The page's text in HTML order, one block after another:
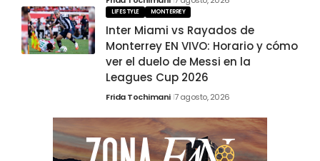
LIFESTYLE MONTERREY
Inter Miami vs Rayados de
Monterrey EN VIVO: Horario y cómo
ver el duelo de Messi en la
Leagues Cup 2026
Frida Tochimani 7 agosto, 2026